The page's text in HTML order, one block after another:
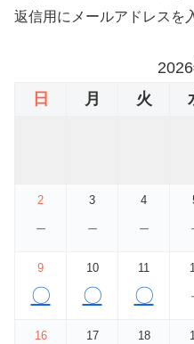
返信用にメールアドレスを
日
月 火
2
－
3
－
4
－
9
〇
10
〇
11
〇
16 17 18